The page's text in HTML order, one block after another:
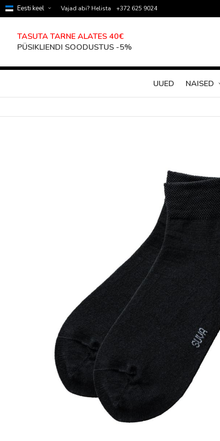
Eesti keel Vajad abi? Helista +372 625 9024
TASUTA TARNE ALATES 40€
PÜSIKLIENDI SOODUSTUS -5%
UUED NAISED